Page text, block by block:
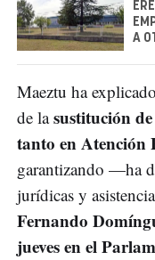
A
Maeztu ha
de lasustitución
tanto en
garantizando —ha
jurídicas y
Fernando
jueves en el